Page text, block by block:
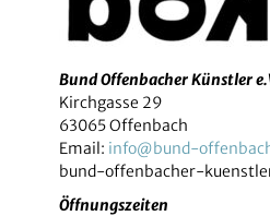
Bund Offenbacher Künstler
Kirchgasse 29
63065 Offenbach
Email: info@bund-
bund-offenbacher-
Öffnungszeiten